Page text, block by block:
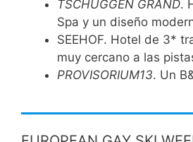
TSCHUGGEN GRAND.
Spa y un diseño
SEEHOF. Hotel de 3*
muy cercano a las
PROVISORIUM13. Un